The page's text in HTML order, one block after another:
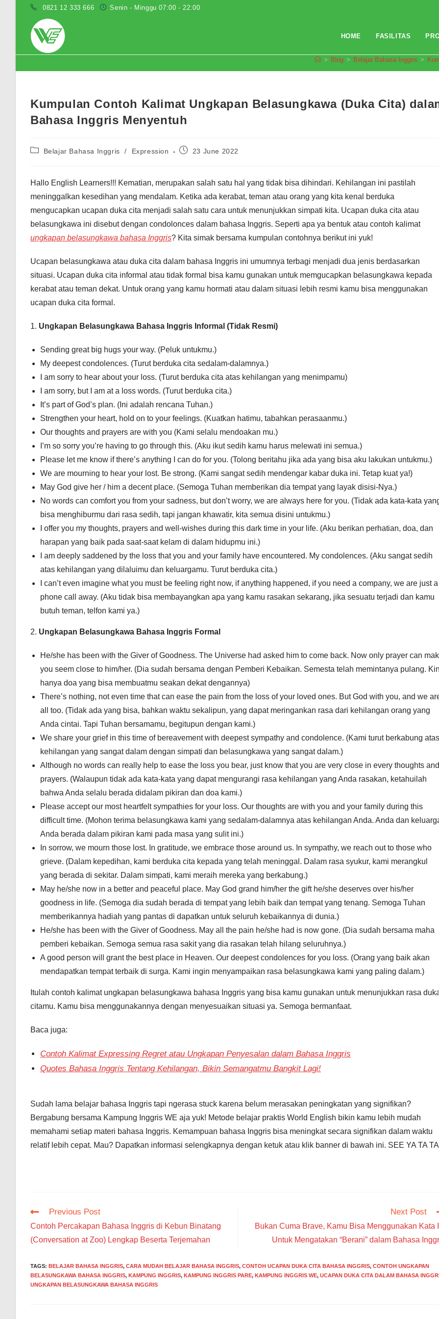
0821 12 333 666 Senin - Minggu 07:00 - 22:00
HOME FASILITAS
> Blog > Belajar Bahasa Inggris >
Kumpulan Contoh Kalimat Ungkapan Belasungkawa (Duka Cita)
Bahasa Inggris Menyentuh
PostBelajar Bahasa Inggris / Expression
Post23 June 2022
Hallo English Learners!!! Kematian, merupakan salah satu hal yang tidak bisa dihindari. Kehilangan ini pastilah
meninggalkan kesedihan yang mendalam. Ketika ada kerabat, teman atau orang yang kita kenal berduka
mengucapkan ucapan duka cita menjadi salah satu cara untuk menunjukkan simpati kita. Ucapan duka cita atau
belasungkawa ini disebut dengan condolonces dalam bahasa Inggris. Seperti apa ya bentuk atau contoh kalimat
ungkapan belasungkawa bahasa Inggris? Kita simak bersama kumpulan contohnya berikut ini yuk!
Ucapan belasungkawa atau duka cita dalam bahasa Inggris ini umumnya terbagi menjadi dua jenis berdasarkan
situasi. Ucapan duka cita informal atau tidak formal bisa kamu gunakan untuk memgucapkan belasungkawa kepada
kerabat atau teman dekat. Untuk orang yang kamu hormati atau dalam situasi lebih resmi kamu bisa menggunakan
ucapan duka cita formal.
1. Ungkapan Belasungkawa Bahasa Inggris Informal (Tidak Resmi)
Sending great big hugs your way. (Peluk untukmu.)
My deepest condolences. (Turut berduka cita sedalam-dalamnya.)
I am sorry to hear about your loss. (Turut berduka cita atas kehilangan yang menimpamu)
I am sorry, but I am at a loss words. (Turut berduka cita.)
It’s part of God’s plan. (Ini adalah rencana Tuhan.)
Strengthen your heart, hold on to your feelings. (Kuatkan hatimu, tabahkan perasaanmu.)
Our thoughts and prayers are with you (Kami selalu mendoakan mu.)
I’m so sorry you’re having to go through this. (Aku ikut sedih kamu harus melewati ini semua.)
Please let me know if there’s anything I can do for you. (Tolong beritahu jika ada yang bisa aku lakukan untukmu.)
We are mourning to hear your lost. Be strong. (Kami sangat sedih mendengar kabar duka ini. Tetap kuat ya!)
May God give her / him a decent place. (Semoga Tuhan memberikan dia tempat yang layak disisi-Nya.)
No words can comfort you from your sadness, but don’t worry, we are always here for you. (Tidak ada kata-kata
bisa menghiburmu dari rasa sedih, tapi jangan khawatir, kita semua disini untukmu.)
I offer you my thoughts, prayers and well-wishes during this dark time in your life. (Aku berikan perhatian, doa, dan
harapan yang baik pada saat-saat kelam di dalam hidupmu ini.)
I am deeply saddened by the loss that you and your family have encountered. My condolences. (Aku sangat sedih
atas kehilangan yang dilaluimu dan keluargamu. Turut berduka cita.)
I can’t even imagine what you must be feeling right now, if anything happened, if you need a company, we are just a
phone call away. (Aku tidak bisa membayangkan apa yang kamu rasakan sekarang, jika sesuatu terjadi dan kamu
butuh teman, telfon kami ya.)
2. Ungkapan Belasungkawa Bahasa Inggris Formal
He/she has been with the Giver of Goodness. The Universe had asked him to come back. Now only prayer can
you seem close to him/her. (Dia sudah bersama dengan Pemberi Kebaikan. Semesta telah memintanya pulang.
hanya doa yang bisa membuatmu seakan dekat dengannya)
There’s nothing, not even time that can ease the pain from the loss of your loved ones. But God with you, and we
all too. (Tidak ada yang bisa, bahkan waktu sekalipun, yang dapat meringankan rasa dari kehilangan orang yang
Anda cintai. Tapi Tuhan bersamamu, begitupun dengan kami.)
We share your grief in this time of bereavement with deepest sympathy and condolence. (Kami turut berkabung atas
kehilangan yang sangat dalam dengan simpati dan belasungkawa yang sangat dalam.)
Although no words can really help to ease the loss you bear, just know that you are very close in every thoughts and
prayers. (Walaupun tidak ada kata-kata yang dapat mengurangi rasa kehilangan yang Anda rasakan, ketahuilah
bahwa Anda selalu berada didalam pikiran dan doa kami.)
Please accept our most heartfelt sympathies for your loss. Our thoughts are with you and your family during this
difficult time. (Mohon terima belasungkawa kami yang sedalam-dalamnya atas kehilangan Anda. Anda dan
Anda berada dalam pikiran kami pada masa yang sulit ini.)
In sorrow, we mourn those lost. In gratitude, we embrace those around us. In sympathy, we reach out to those who
grieve. (Dalam kepedihan, kami berduka cita kepada yang telah meninggal. Dalam rasa syukur, kami merangkul
yang berada di sekitar. Dalam simpati, kami meraih mereka yang berkabung.)
May he/she now in a better and peaceful place. May God grand him/her the gift he/she deserves over his/her
goodness in life. (Semoga dia sudah berada di tempat yang lebih baik dan tempat yang tenang. Semoga Tuhan
memberikannya hadiah yang pantas di dapatkan untuk seluruh kebaikannya di dunia.)
He/she has been with the Giver of Goodness. May all the pain he/she had is now gone. (Dia sudah bersama maha
pemberi kebaikan. Semoga semua rasa sakit yang dia rasakan telah hilang seluruhnya.)
A good person will grant the best place in Heaven. Our deepest condolences for you loss. (Orang yang baik akan
mendapatkan tempat terbaik di surga. Kami ingin menyampaikan rasa belasungkawa kami yang paling dalam.)
Itulah contoh kalimat ungkapan belasungkawa bahasa Inggris yang bisa kamu gunakan untuk menunjukkan rasa
citamu. Kamu bisa menggunakannya dengan menyesuaikan situasi ya. Semoga bermanfaat.
Baca juga:
Contoh Kalimat Expressing Regret atau Ungkapan Penyesalan dalam Bahasa Inggris
Quotes Bahasa Inggris Tentang Kehilangan, Bikin Semangatmu Bangkit Lagi!
Sudah lama belajar bahasa Inggris tapi ngerasa stuck karena belum merasakan peningkatan yang signifikan?
Bergabung bersama Kampung Inggris WE aja yuk! Metode belajar praktis World English bikin kamu lebih mudah
memahami setiap materi bahasa Inggris. Kemampuan bahasa Inggris bisa meningkat secara signifikan dalam waktu
relatif lebih cepat. Mau? Dapatkan informasi selengkapnya dengan ketuk atau klik banner di bawah ini. SEE YA TA
Read
articles
Previous Post
Contoh Percakapan Bahasa Inggris di Kebun Binatang
(Conversation at Zoo) Lengkap Beserta Terjemahan
Next Post
Bukan Cuma Brave, Kamu Bisa Menggunakan Kata
Untuk Mengatakan “Berani” dalam Bahasa
TAGS: BELAJAR BAHASA INGGRIS, CARA MUDAH BELAJAR BAHASA INGGRIS, CONTOH UCAPAN DUKA CITA BAHASA INGGRIS, CONTOH UNGKAPAN
BELASUNGKAWA BAHASA INGGRIS, KAMPUNG INGGRIS, KAMPUNG INGGRIS PARE, KAMPUNG INGGRIS WE, UCAPAN DUKA CITA DALAM BAHASA
UNGKAPAN BELASUNGKAWA BAHASA INGGRIS